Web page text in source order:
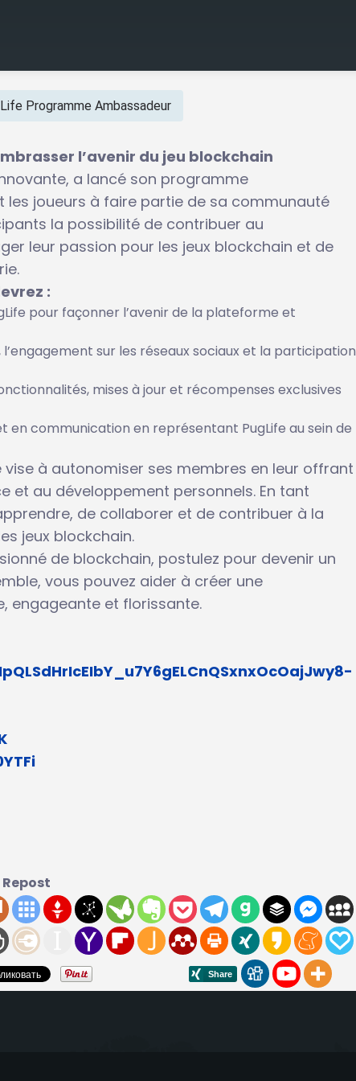
Programme Ambassadeur
l’avenir du jeu blockchain
a lancé son programme
les joueurs à faire partie de sa communauté
la possibilité de contribuer au
leur passion pour les jeux blockchain et de
:
pour façonner l’avenir de la plateforme et
sur les réseaux sociaux et la participation
mises à jour et récompenses exclusives
communication en représentant PugLife au sein de
vise à autonomiser ses membres en leur offrant
et au développement personnels. En tant
de collaborer et de contribuer à la
jeux blockchain.
de blockchain, postulez pour devenir un
vous pouvez aider à créer une
engageante et florissante.
Repost